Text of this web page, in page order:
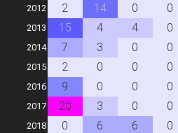
2012 2 14 0 0
2013 15 4 4 0
2014 7 3 0 0
2015 2 0 0 0
2016 9 0 0 0
2017 20 3 0 0
2018 0 6 6 0